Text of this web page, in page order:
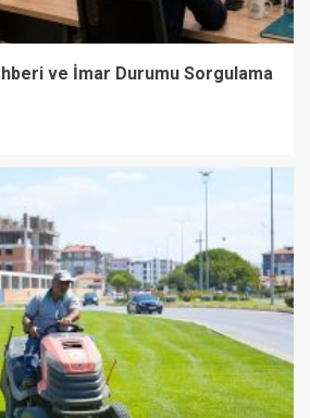
ve İmar Durumu Sorgulama